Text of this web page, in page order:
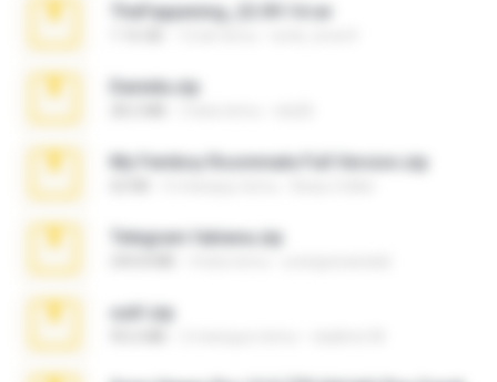
TheFappening_22.09.14.rar
Daniela.zip
My Femboy Roommate Full Version.zip
Telegram fabiana.zip
ouh!.zip